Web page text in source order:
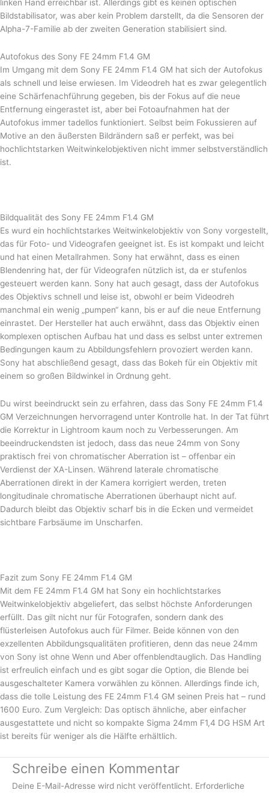
linken Hand erreichbar ist. Allerdings gibt es keinen optischen
Bildstabilisator, was aber kein Problem darstellt, da die Sensoren der
Alpha-7-Familie ab der zweiten Generation stabilisiert sind.
Autofokus des Sony FE 24mm F1.4 GM
Im Umgang mit dem Sony FE 24mm F1.4 GM hat sich der Autofokus
als schnell und leise erwiesen. Im Videodreh hat es zwar gelegentlich
eine Schärfenachführung gegeben, bis der Fokus auf die neue
Entfernung eingerastet ist, aber bei Fotoaufnahmen hat der
Autofokus immer tadellos funktioniert. Selbst beim Fokussieren auf
Motive an den äußersten Bildrändern saß er perfekt, was bei
hochlichtstarken Weitwinkelobjektiven nicht immer selbstverständlich
ist.
Bildqualität des Sony FE 24mm F1.4 GM
Es wurd ein hochlichtstarkes Weitwinkelobjektiv von Sony vorgestellt,
das für Foto- und Videografen geeignet ist. Es ist kompakt und leicht
und hat einen Metallrahmen. Sony hat erwähnt, dass es einen
Blendenring hat, der für Videografen nützlich ist, da er stufenlos
gesteuert werden kann. Sony hat auch gesagt, dass der Autofokus
des Objektivs schnell und leise ist, obwohl er beim Videodreh
manchmal ein wenig „pumpen“ kann, bis er auf die neue Entfernung
einrastet. Der Hersteller hat auch erwähnt, dass das Objektiv einen
komplexen optischen Aufbau hat und dass es selbst unter extremen
Bedingungen kaum zu Abbildungsfehlern provoziert werden kann.
Sony hat abschließend gesagt, dass das Bokeh für ein Objektiv mit
einem so großen Bildwinkel in Ordnung geht.
Du wirst beeindruckt sein zu erfahren, dass das Sony FE 24mm F1.4
GM Verzeichnungen hervorragend unter Kontrolle hat. In der Tat führt
die Korrektur in Lightroom kaum noch zu Verbesserungen. Am
beeindruckendsten ist jedoch, dass das neue 24mm von Sony
praktisch frei von chromatischer Aberration ist – offenbar ein
Verdienst der XA-Linsen. Während laterale chromatische
Aberrationen direkt in der Kamera korrigiert werden, treten
longitudinale chromatische Aberrationen überhaupt nicht auf.
Dadurch bleibt das Objektiv scharf bis in die Ecken und vermeidet
sichtbare Farbsäume im Unscharfen.
Fazit zum Sony FE 24mm F1.4 GM
Mit dem FE 24mm F1.4 GM hat Sony ein hochlichtstarkes
Weitwinkelobjektiv abgeliefert, das selbst höchste Anforderungen
erfüllt. Das gilt nicht nur für Fotografen, sondern dank des
flüsterleisen Autofokus auch für Filmer. Beide können von den
exzellenten Abbildungsqualitäten profitieren, denn das neue 24mm
von Sony ist ohne Wenn und Aber offenblendtauglich. Das Handling
ist erfreulich einfach und es gibt sogar die Option, die Blende bei
ausgeschalteter Kamera vorwählen zu können. Allerdings finde ich,
dass die tolle Leistung des FE 24mm F1.4 GM seinen Preis hat – rund
1600 Euro. Zum Vergleich: Das optisch ähnliche, aber einfacher
ausgestattete und nicht so kompakte Sigma 24mm F1,4 DG HSM Art
ist bereits für weniger als die Hälfte erhältlich.
Schreibe einen Kommentar
Deine E-Mail-Adresse wird nicht veröffentlicht. Erforderliche